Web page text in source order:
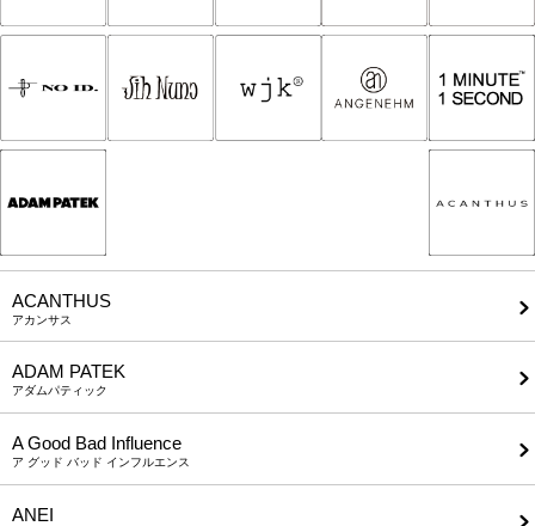
ACANTHUS
アカンサス
ADAM PATEK
アダムパティック
A Good Bad Influence
ア グッド バッド インフルエンス
ANEI